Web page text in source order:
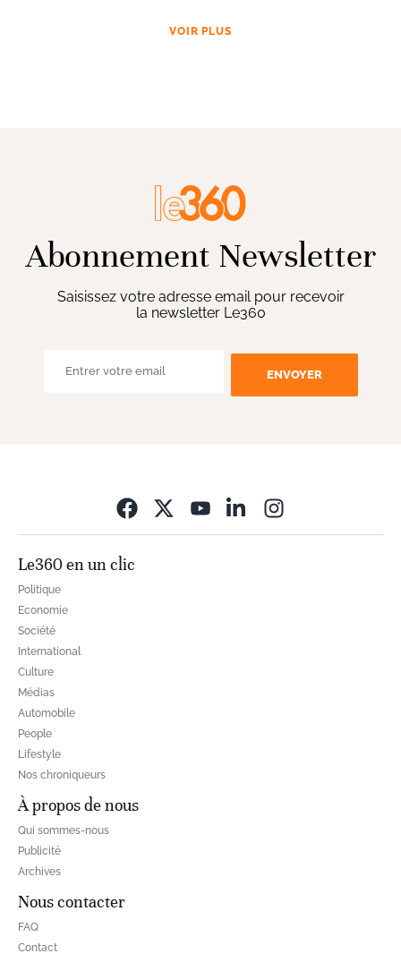
VOIR PLUS
Abonnement Newsletter
Saisissez votre adresse email pour recevoir
la newsletter Le360
ENVOYER
Le360 en un clic
Politique
Economie
Société
International
Culture
Médias
Automobile
People
Lifestyle
Nos chroniqueurs
À propos de nous
Qui sommes-nous
Publicité
Archives
Nous contacter
FAQ
Contact